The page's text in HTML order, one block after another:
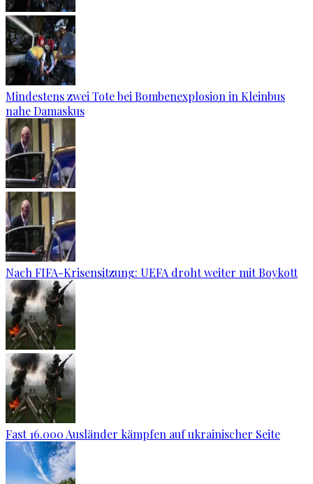
Mindestens zwei Tote bei Bombenexplosion in Kleinbus
nahe Damaskus
Nach FIFA-Krisensitzung: UEFA droht weiter mit Boykott
Fast 16.000 Ausländer kämpfen auf ukrainischer Seite